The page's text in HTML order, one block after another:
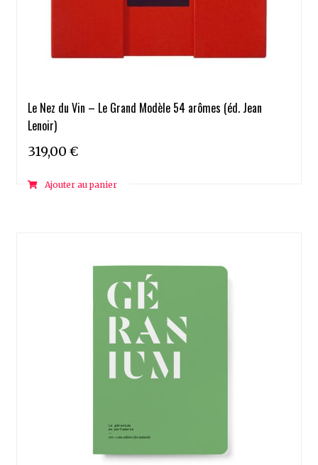
Le Nez du Vin – Le Grand Modèle 54 arômes (éd. Jean
Lenoir)
319,00 €
Ajouter au panier